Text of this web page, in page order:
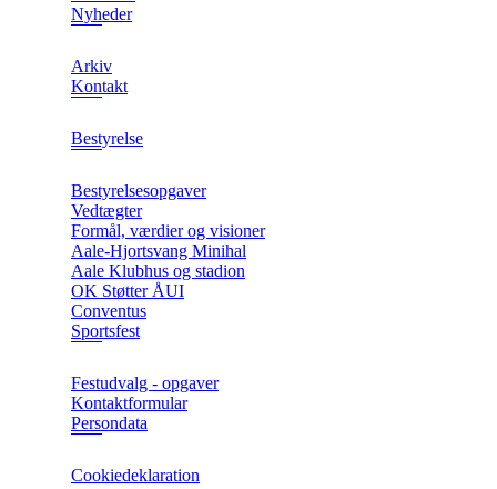
Nyheder
Arkiv
Kontakt
Bestyrelse
Bestyrelsesopgaver
Vedtægter
Formål, værdier og visioner
Aale-Hjortsvang Minihal
Aale Klubhus og stadion
OK Støtter ÅUI
Conventus
Sportsfest
Festudvalg - opgaver
Kontaktformular
Persondata
Cookiedeklaration